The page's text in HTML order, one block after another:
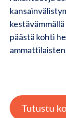
päästä kohti
Tutustu